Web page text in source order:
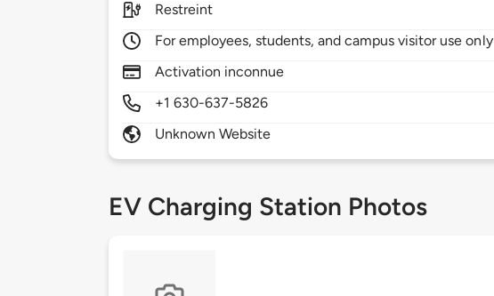
Restreint
For employees, students, and campus visitor use only
Activation inconnue
+1 630-637-5826
Unknown Website
EV Charging Station Photos